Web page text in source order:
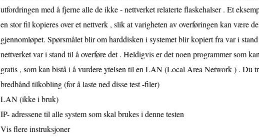
utfordringen med å fjerne alle de ikke - nettverket relaterte flaskehalser . Et
en stor fil kopieres over et nettverk , slik at varigheten av overføringen kan være
gjennomløpet. Spørsmålet blir om harddisken i systemet blir kopiert fra var i
nettverket var i stand til å overføre det . Heldigvis er det noen programmer som
gratis , som kan bistå i å vurdere ytelsen til en LAN (Local Area Network ) . Du
bredbånd tilkobling (for å laste ned disse test -filer)
LAN (ikke i bruk)
IP- adressene til alle system som skal brukes i denne testen
Vis flere instruksjoner